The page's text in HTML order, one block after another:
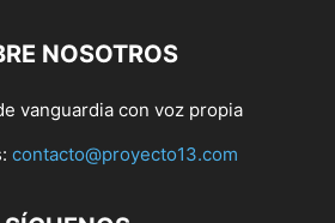
NOSOTROS
vanguardia con voz propia
contacto@proyecto13.com